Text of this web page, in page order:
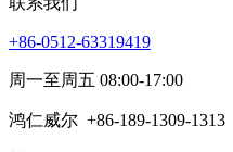
+86-0512-63319419
周一至周五 08:00-17:00
鸿仁威尔 +86-189-1309-1313